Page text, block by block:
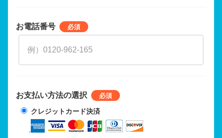
お電話番号
お支払い方法の選択
クレジットカード決済